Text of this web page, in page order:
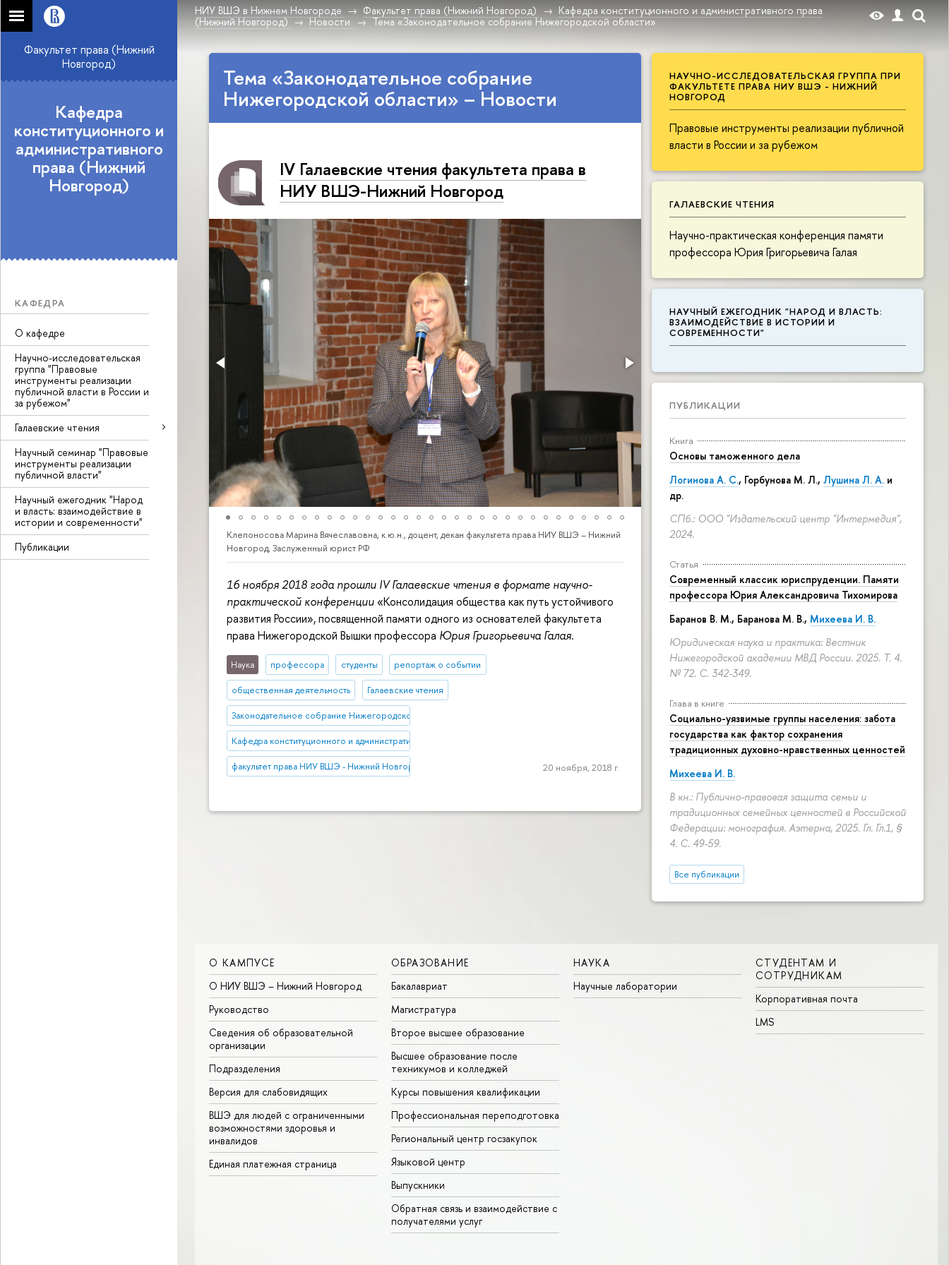
НИУ ВШЭ в Нижнем Новгороде Факультет права (Нижний Новгород)
Кафедра конституционного и административного права
(Нижний Новгород)
Новости Тема «Законодательное собрание Нижегородской области»
Факультет права (Нижний
Новгород)
Кафедра
конституционного и
административного
права (Нижний
Новгород)
КАФЕДРА
О кафедре
Научно-исследовательская
группа "Правовые
инструменты реализации
публичной власти в России и
за рубежом"
Галаевские чтения
Научный семинар "Правовые
инструменты реализации
публичной власти"
Научный ежегодник "Народ
и власть: взаимодействие в
истории и современности"
Публикации
НАУЧНО-ИССЛЕДОВАТЕЛЬСКАЯ ГРУППА ПРИ
ФАКУЛЬТЕТЕ ПРАВА НИУ ВШЭ - НИЖНИЙ
НОВГОРОД
Правовые инструменты реализации публичной
власти в России и за рубежом
ГАЛАЕВСКИЕ ЧТЕНИЯ
Научно-практическая конференция памяти
профессора Юрия Григорьевича Галая
НАУЧНЫЙ ЕЖЕГОДНИК "НАРОД И ВЛАСТЬ:
ВЗАИМОДЕЙСТВИЕ В ИСТОРИИ И
СОВРЕМЕННОСТИ"
ПУБЛИКАЦИИ
Книга
Основы таможенного дела
Логинова А. С., Горбунова М. Л., Лушина Л. А. и
др.
СПб.: ООО "Издательский центр "Интермедия",
2024.
Статья
Современный классик юриспруденции. Памяти
профессора Юрия Александровича Тихомирова
Баранов В. М., Баранова М. В., Михеева И. В.
Юридическая наука и практика: Вестник
Нижегородской академии МВД России. 2025. Т. 4.
№ 72. С. 342-349.
Глава в книге
Социально-уязвимые группы населения: забота
государства как фактор сохранения
традиционных духовно-нравственных ценностей
Михеева И. В.
В кн.: Публично-правовая защита семьи и
традиционных семейных ценностей в Российской
Федерации: монография. Аэтерна, 2025. Гл. Гл.1, §
4. С. 49-59.
Все публикации
Тема «Законодательное собрание
Нижегородской области» – Новости
IV Галаевские чтения факультета права в
НИУ ВШЭ-Нижний Новгород
Клепоносова Марина Вячеславовна, к.ю.н., доцент, декан факультета права НИУ ВШЭ – Нижний
Новгород, Заслуженный юрист РФ
16 ноября 2018 года прошли IV Галаевские чтения в формате научно-
практической конференции«Консолидация общества как путь устойчивого
развития России», посвященной памяти одного из основателей факультета
права Нижегородской Вышки профессора Юрия Григорьевича Галая.
Наука профессора студенты репортаж о событии
общественная деятельность Галаевские чтения
Законодательное собрание Нижегородской области
Кафедра конституционного и административного права НИУ ВШЭ - Нижний новгород
факультет права НИУ ВШЭ - Нижний Новгород 20 ноября, 2018 г.
О КАМПУСЕ
О НИУ ВШЭ – Нижний Новгород
Руководство
Сведения об образовательной
организации
Подразделения
Версия для слабовидящих
ВШЭ для людей с ограниченными
возможностями здоровья и
инвалидов
Единая платежная страница
ОБРАЗОВАНИЕ
Бакалавриат
Магистратура
Второе высшее образование
Высшее образование после
техникумов и колледжей
Курсы повышения квалификации
Профессиональная переподготовка
Региональный центр госзакупок
Языковой центр
Выпускники
Обратная связь и взаимодействие с
получателями услуг
НАУКА
Научные лаборатории
СТУДЕНТАМ И
СОТРУДНИКАМ
Корпоративная почта
LMS